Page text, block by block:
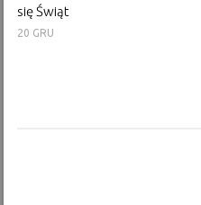
się Świąt
20 GRU